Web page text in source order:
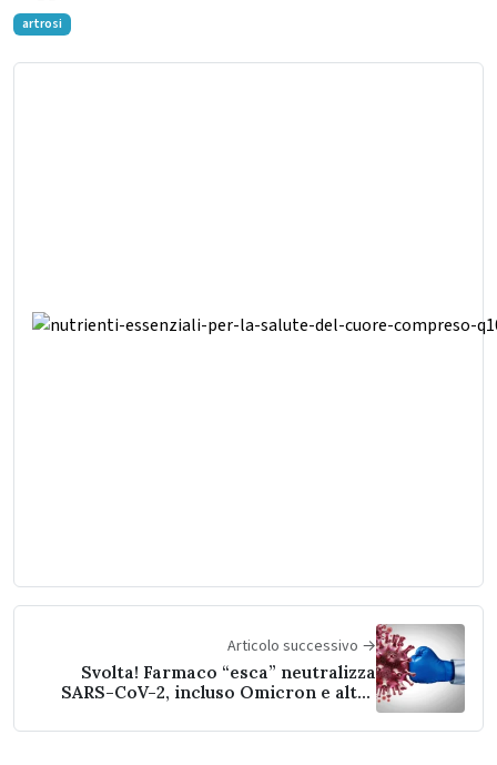
artrosi
Articolo successivo →
Svolta! Farmaco “esca” neutralizza
SARS-CoV-2, incluso Omicron e altre